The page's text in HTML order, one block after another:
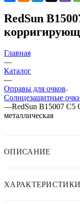
RedSun
Главная
—
Каталог
—
Оправы для очков
Солнцезащитные
—RedSun В15007 C5
металлическая
ОПИСАНИЕ
ХАРАКТЕРИСТИКИ